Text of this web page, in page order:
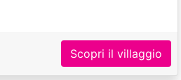
Scopri il villaggio